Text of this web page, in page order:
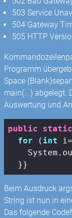
503 Service
504 Gateway
505 HTTP
Programm
Space
main(...) abgelegt.
Auswertung und
public static
for ( int i=
  }}
Beim Ausdruck
String ist nun in
Das folgende